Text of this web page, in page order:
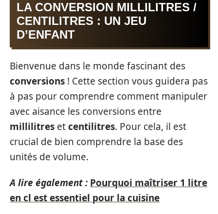
LA CONVERSION MILLILITRES /
CENTILITRES : UN JEU
D’ENFANT
Bienvenue dans le monde fascinant des
conversions ! Cette section vous guidera pas
à pas pour comprendre comment manipuler
avec aisance les conversions entre
millilitres etcentilitres. Pour cela, il est
crucial de bien comprendre la base des
unités de volume.
A lire également : Pourquoi maîtriser 1 litre
en cl est essentiel pour la cuisine